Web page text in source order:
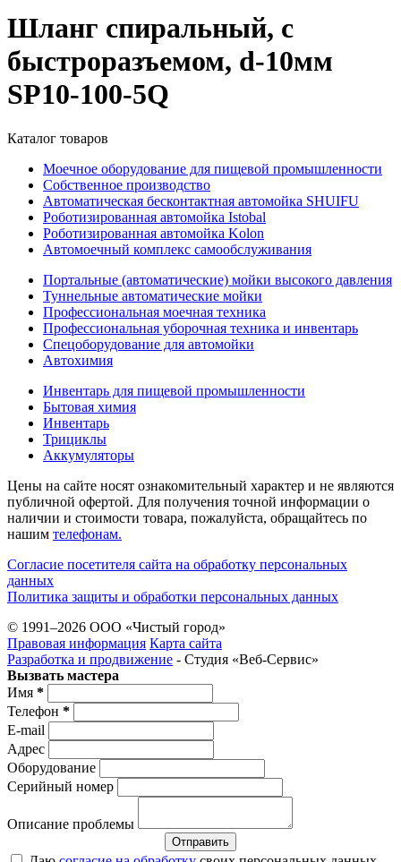
Шланг спиральный, с
быстроразъемом, d-10мм
SP10-100-5Q
Каталог товаров
Моечное оборудование для пищевой промышленности
Собственное производство
Автоматическая бесконтактная автомойка SHUIFU
Роботизированная автомойка Istobal
Роботизированная автомойка Kolon
Автомоечный комплекс самообслуживания
Портальные (автоматические) мойки высокого давления
Туннельные автоматические мойки
Профессиональная моечная техника
Профессиональная уборочная техника и инвентарь
Спецоборудование для автомойки
Автохимия
Инвентарь для пищевой промышленности
Бытовая химия
Инвентарь
Трициклы
Аккумуляторы
Цены на сайте носят ознакомительный характер и не являются
публичной офертой. Для получения точной информации о
наличии и стоимости товара, пожалуйста, обращайтесь по
нашим телефонам.
Согласие посетителя сайта на обработку персональных
данных
Политика защиты и обработки персональных данных
© 1991–2026 ООО «Чистый город»
Правовая информация Карта сайта
Разработка и продвижение - Студия «Веб-Cервис»
Вызвать мастера
Имя *
Телефон *
E-mail
Адрес
Оборудование
Серийный номер
Описание проблемы
Отправить